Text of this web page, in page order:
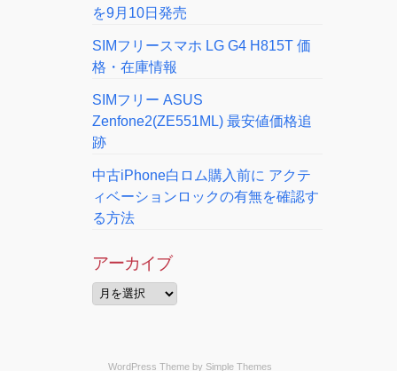
を9月10日発売
SIMフリースマホ LG G4 H815T 価
格・在庫情報
SIMフリー ASUS
Zenfone2(ZE551ML) 最安値価格追
跡
中古iPhone白ロム購入前に アクテ
ィベーションロックの有無を確認す
る方法
アーカイブ
WordPress Theme by Simple Themes